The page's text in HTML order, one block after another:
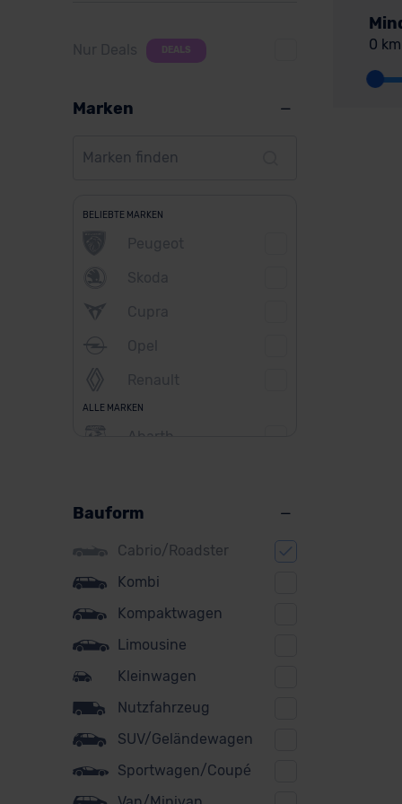
Nur Deals DEALS
Marken
BELIEBTE MARKEN
Peugeot
Skoda
Cupra
Opel
Renault
ALLE MARKEN
Abarth
BMW
BYD
Citroen
Cupra
DS
Dacia
Fiat
Bauform
Cabrio/Roadster
Kombi
Kompaktwagen
Limousine
Kleinwagen
Nutzfahrzeug
SUV/Geländewagen
Sportwagen/Coupé
0 km